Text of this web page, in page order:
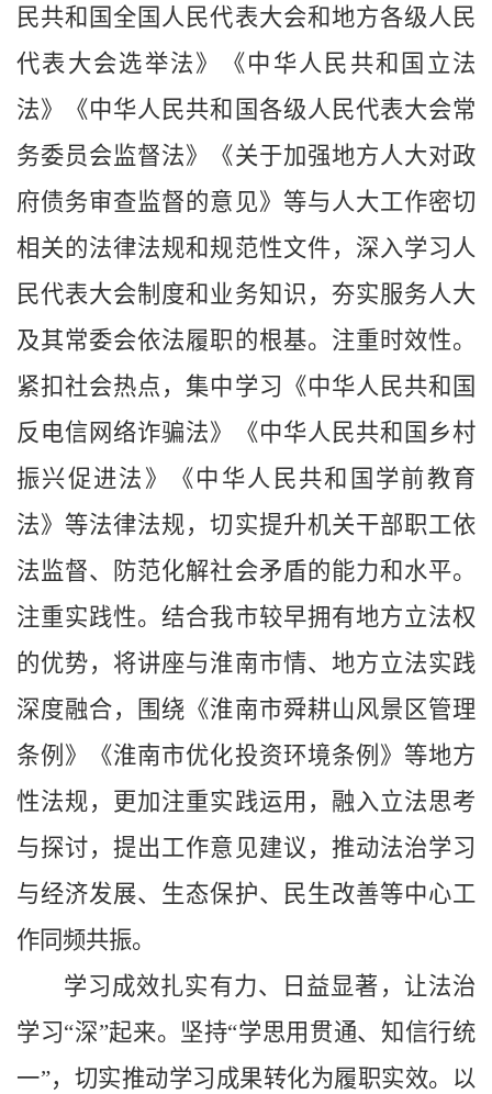
民共和国全国人民代表大会和地方各级人民
代表大会选举法》《中华人民共和国立法
法》《中华人民共和国各级人民代表大会常
务委员会监督法》《关于加强地方人大对政
府债务审查监督的意见》等与人大工作密切
相关的法律法规和规范性文件，深入学习人
民代表大会制度和业务知识，夯实服务人大
及其常委会依法履职的根基。注重时效性。
紧扣社会热点，集中学习《中华人民共和国
反电信网络诈骗法》《中华人民共和国乡村
振兴促进法》《中华人民共和国学前教育
法》等法律法规，切实提升机关干部职工依
法监督、防范化解社会矛盾的能力和水平。
注重实践性。结合我市较早拥有地方立法权
的优势，将讲座与淮南市情、地方立法实践
深度融合，围绕《淮南市舜耕山风景区管理
条例》《淮南市优化投资环境条例》等地方
性法规，更加注重实践运用，融入立法思考
与探讨，提出工作意见建议，推动法治学习
与经济发展、生态保护、民生改善等中心工
作同频共振。
学习成效扎实有力、日益显著，让法治
学习“深”起来。坚持“学思用贯通、知信行统
一”，切实推动学习成果转化为履职实效。以